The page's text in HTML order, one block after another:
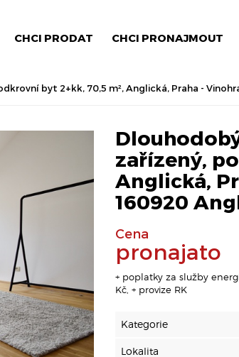
CHCI PRODAT CHCI PRONAJMOUT
byt 2+kk, 70,5 m², Anglická, Praha -
zařízený,
Anglická,
160920
Cena
pronajato
+ poplatky za služby
Kč, + provize RK
Kategorie
Lokalita